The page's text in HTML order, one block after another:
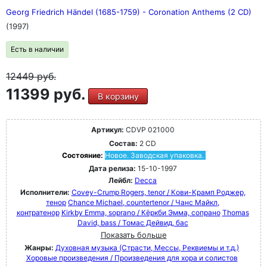
Georg Friedrich Händel (1685-1759) - Coronation Anthems (2 CD)
(1997)
Есть в наличии
12449руб.
11399 руб. В корзину
Артикул: CDVP 021000
Состав: 2 CD
Состояние: Новое. Заводская упаковка.
Дата релиза: 15-10-1997
Лейбл: Decca
Исполнители: Covey-Crump Rogers, tenor / Кови-Крамп Роджер,
тенор Chance Michael, countertenor / Чанс Майкл,
контратенор Kirkby Emma, soprano / Кёркби Эмма, сопрано Thomas
David, bass / Томас Дейвид, бас
Показать больше
Жанры: Духовная музыка (Страсти, Мессы, Реквиемы и т.д.)
Хоровые произведения / Произведения для хора и солистов